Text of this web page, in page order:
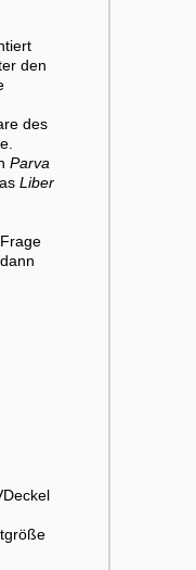
den
des
Parva
Liber